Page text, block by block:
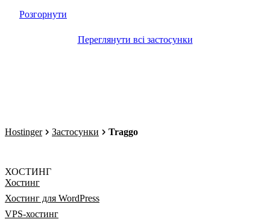
Розгорнути
Переглянути всі застосунки
Hostinger Застосунки Traggo
ХОСТИНГ
Хостинг
Хостинг для WordPress
VPS-хостинг